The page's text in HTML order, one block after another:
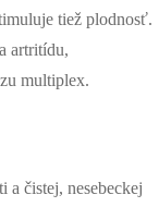
tiež plodnosť.
artritídu,
multiplex.
a čistej, nesebeckej